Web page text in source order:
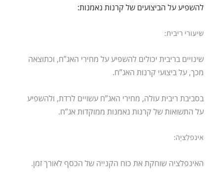
להשפיע על הביצועים של קרנות נאמנות:
שיעורי ריבית:
שינויים בריבית יכולים להשפיע על מחירי האג”ח, וכתוצאה
מכך, על ביצועי קרנות האג”ח.
בסביבת ריבית עולה, מחירי האג”ח עשויים לרדת, ולהשפיע
על התשואות של קרנות נאמנות ממוקדות אג”ח.
אִינפלַצִיָה:
האינפלציה שוחקת את כוח הקנייה של הכסף לאורך זמן.